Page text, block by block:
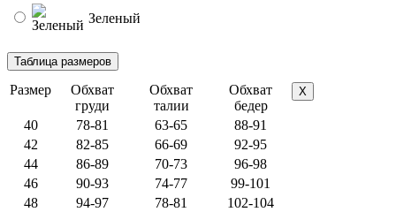
Зеленый
Размер
Обхват
груди
Обхват
талии
Обхват
бедер
X
40 78-81 63-65
88-91
42
82-85 66-69
92-95
44
86-89 70-73
96-98
46
90-93 74-77
99-101
48
94-97 78-81
102-104